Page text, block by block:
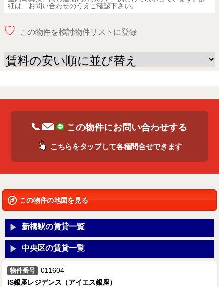
細は、お問い合わせのうえご確認下さい。
♡ この物件を検討物件リストに登録
この物件にお問い合わせする
こちらをタップして各種問合せできます
この物件の地図を見る
新橋駅の賃貸一覧
中央区の賃貸一覧
物件番号
011604
IS銀座レジデンス（アイエス銀座）